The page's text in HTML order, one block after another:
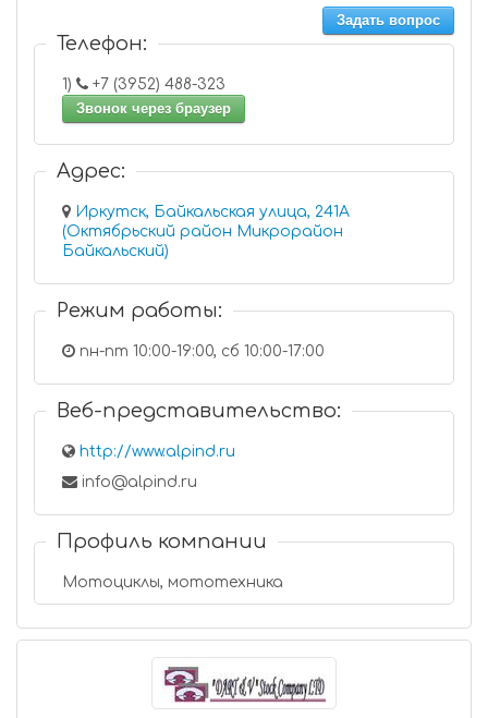
Задать вопрос
Телефон:
1)
+7 (3952) 488-323
Звонок через браузер
Адрес:
Иркутск, Байкальская улица, 241А
(Октябрьский район Микрорайон
Байкальский)
Режим работы:
пн-пт 10:00-19:00, сб 10:00-17:00
Веб-представительство:
http://www.alpind.ru
info@alpind.ru
Профиль компании
Мотоциклы, мототехника